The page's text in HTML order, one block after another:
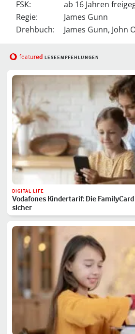
FSK:
ab 16 Jahren
Regie:
James Gunn
Drehbuch:
James Gunn, John
featured LESEEMPFEHLUNGEN
DIGITAL LIFE
Vodafones Kindertarif: Die
sicher